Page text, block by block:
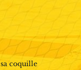
coquille